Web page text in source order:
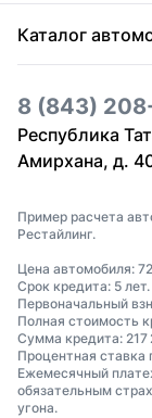
Каталог
8 (843)
Республика
Амирхана, д.
Пример расчета
Рестайлинг.
Цена автомобиля:
Срок кредита: 5 лет.
Первоначальный
Полная стоимость
Сумма кредита: 217
Процентная ставка
Ежемесячный
обязательным
угона.